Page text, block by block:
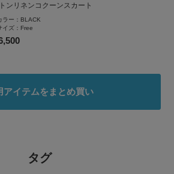
ンリネンコクーンスカート
ラー： BLACK
イズ： Free
アイテムをまとめ買い
タグ